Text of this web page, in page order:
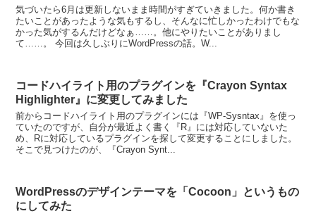
気づいたら6月は更新しないまま時間がすぎていきました。何か書き
たいことがあったような気もするし、そんなに忙しかったわけでもな
かった気がするんだけどなぁ……。他にやりたいことがありまし
て……。 今回は久しぶりにWordPressの話。W...
コードハイライト用のプラグインを『Crayon Syntax
Highlighter』に変更してみました
前からコードハイライト用のプラグインには『WP-Sysntax』を使っ
ていたのですが、自分が最近よく書く『R』には対応していないた
め、Rに対応しているプラグインを探して変更することにしました。
そこで見つけたのが、『Crayon Synt...
WordPressのデザインテーマを「Cocoon」というもの
にしてみた